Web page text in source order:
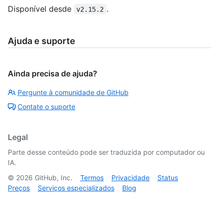
Disponível desde v2.15.2 .
Ajuda e suporte
Ainda precisa de ajuda?
Pergunte à comunidade de GitHub
Contate o suporte
Legal
Parte desse conteúdo pode ser traduzida por computador ou
IA.
© 2026 GitHub, Inc. Termos Privacidade
Status
Preços
Serviços especializados Blog